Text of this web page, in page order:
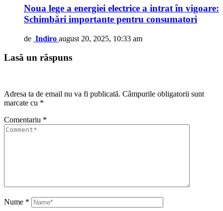
Noua lege a energiei electrice a intrat în vigoare:
Schimbări importante pentru consumatori
de Indiro august 20, 2025, 10:33 am
Lasă un răspuns
Adresa ta de email nu va fi publicată. Câmpurile obligatorii sunt
marcate cu *
Comentariu *
Nume *